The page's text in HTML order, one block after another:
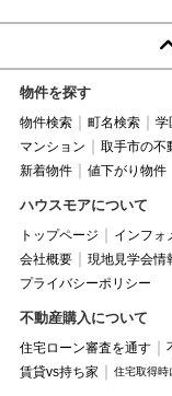
物件を探す
物件検索 町名検索 学
マンション
取手市の不
新着物件
値下がり物件
ハウスモアについて
トップページ インフォ
会社概要
現地見学会情
プライバシーポリシー
不動産購入について
住宅ローン審査を通す
賃貸vs持ち家
住宅取得時